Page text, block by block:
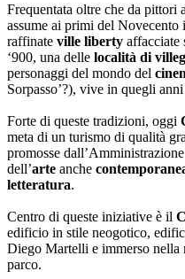
Frequentata oltre che da pittori
assume ai primi del Novecento
raffinate ville liberty affacciate
‘900, una delle località di
personaggi del mondo del
Sorpasso’?), vive in quegli
Forte di queste tradizioni, oggi
meta di un turismo di qualità
promosse
dell’arte anche
letteratura.
Centro di queste iniziative è il
edificio in stile neogotico,
Diego Martelli e immerso nella
parco.